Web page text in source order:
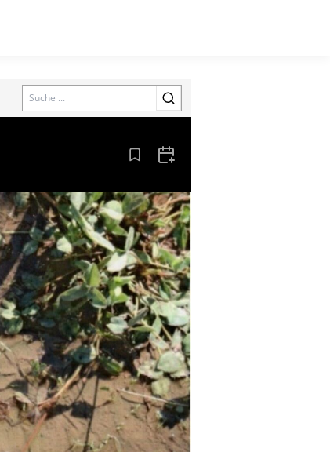
Search
Aus den Lesezeichen entfernen
Zum Kalender hinzufügen